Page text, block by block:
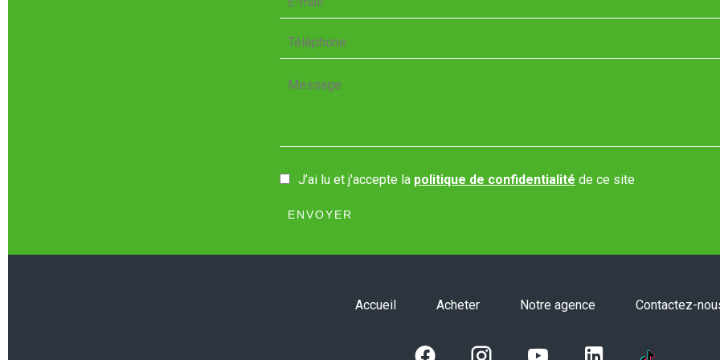
J’ai lu et j'accepte la politique de confidentialité de ce site
ENVOYER
Accueil Acheter Notre agence Contactez-